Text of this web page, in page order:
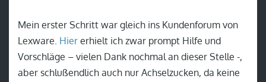
Mein erster Schritt war gleich ins Kundenforum von
Lexware. Hier erhielt ich zwar prompt Hilfe und
Vorschläge – vielen Dank nochmal an dieser Stelle -,
aber schlußendlich auch nur Achselzucken, da keine